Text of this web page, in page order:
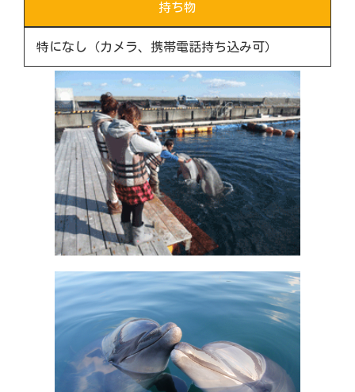
持ち物
特になし（カメラ、携帯電話持ち込み可）